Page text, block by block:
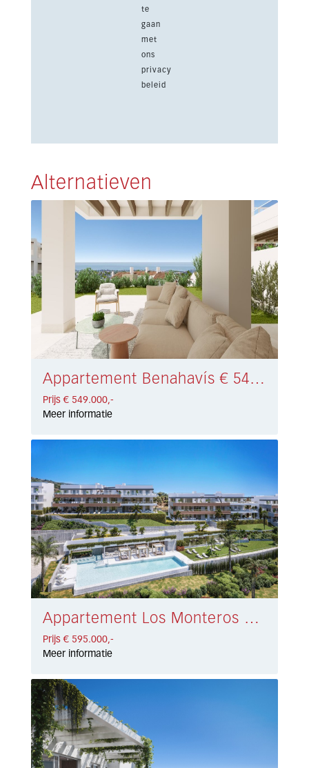
te
gaan
met
ons
privacy
beleid
Alternatieven
Appartement Benahavís € 549.000,-
Prijs € 549.000,-
Meer informatie
Appartement Los Monteros € 595.000,-
Prijs € 595.000,-
Meer informatie